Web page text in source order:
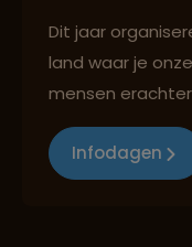
Dit jaar
land waar je
mensen
Infodagen